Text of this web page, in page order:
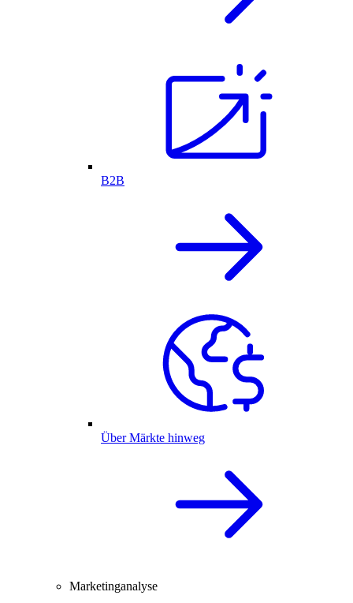
B2B
Über Märkte hinweg
Marketinganalyse